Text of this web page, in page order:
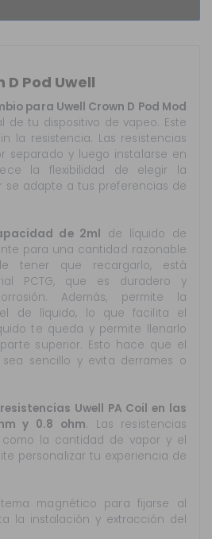
Pod Uwell
para Uwell Crown D Pod Mod
de tu dispositivo de vapeo. Este
la resistencia. Las resistencias
separado y luego instalarse en
la flexibilidad de elegir la
se adapte a tus preferencias de
de 2ml de líquido de
para una cantidad razonable
tener que recargarlo, está
PCTG, que es duradero y
Además, permite la
de líquido, lo que facilita el
te queda y permite llenarlo
superior. Esto hace que el
sencillo y evita derrames o
Uwell PA Coil en las
y 0.8 ohm. Las resistencias
la cantidad de vapor y el
personalizar tu experiencia de
magnético para fijarse al
la instalación y extracción del